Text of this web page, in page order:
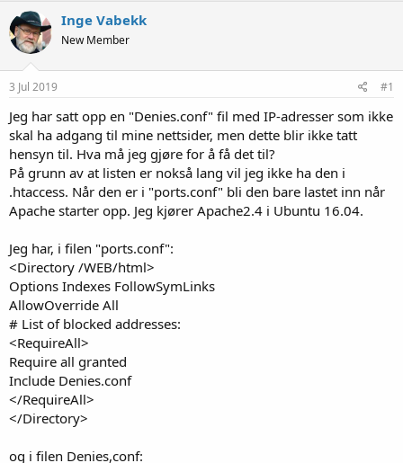
e
r
Inge Vabekk
New Member
3 Jul 2019 #1
Jeg har satt opp en "Denies.conf" fil med IP-adresser som ikke
skal ha adgang til mine nettsider, men dette blir ikke tatt
hensyn til. Hva må jeg gjøre for å få det til?
På grunn av at listen er nokså lang vil jeg ikke ha den i
.htaccess. Når den er i "ports.conf" bli den bare lastet inn når
Apache starter opp. Jeg kjører Apache2.4 i Ubuntu 16.04.
Jeg har, i filen "ports.conf":
<Directory /WEB/html>
Options Indexes FollowSymLinks
AllowOverride All
# List of blocked addresses:
<RequireAll>
Require all granted
Include Denies.conf
</RequireAll>
</Directory>
og i filen Denies,conf: